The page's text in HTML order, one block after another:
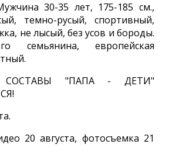
30-35 лет, 175-185 см.,
темно-русый, спортивный,
не лысый, без усов и бороды.
семьянина, европейская
СОСТАВЫ "ПАПА - ДЕТИ"
20 августа, фотосъемка 21